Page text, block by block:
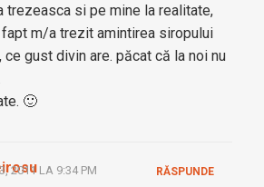
trezeasca si pe mine la realitate,
m/a trezit amintirea siropului
ce gust divin are. păcat că la noi nu
🙂
2011 LA 9:34 PM RĂSPUNDE